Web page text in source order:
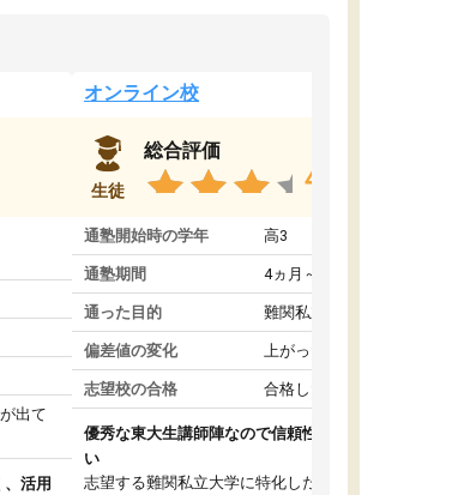
出て
、活用
オンライン校
生徒
総合評価
4.4
通塾開始時の学年 高3
通塾期間 4ヵ月～1年未満
通った目的 難関私立受験対策
偏差値の変化 上がった
志望校の合格 合格した
優秀な東大生講師陣なので信頼性や安心感が高
い
志望する難関私立大学に特化した準備をしたい